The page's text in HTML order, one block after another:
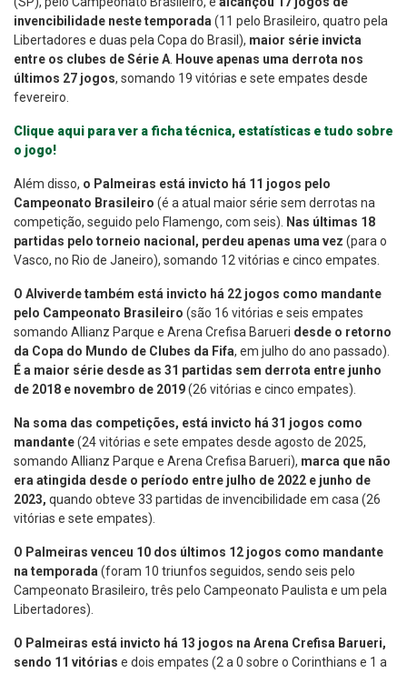
invencibilidade neste temporada (11 pelo Brasileiro, quatro pela
Libertadores e duas pela Copa do Brasil), maior série invicta
entre os clubes de Série A Houve apenas uma derrota nos
últimos 27 jogos, somando 19 vitórias e sete empates desde
fevereiro.
Clique aqui para ver a ficha técnica, estatísticas e tudo sobre
o jogo!
Além disso, o Palmeiras está invicto há 11 jogos pelo
Campeonato Brasileiro (é a atual maior série sem derrotas na
competição, seguido pelo Flamengo, com seis).
Nas últimas 18
partidas pelo torneio nacional, perdeu apenas uma vez (para o
Vasco, no Rio de Janeiro), somando 12 vitórias e cinco empates.
O Alviverde também está invicto há 22 jogos como mandante
pelo Campeonato Brasileiro (são 16 vitórias e seis empates
somando Allianz Parque e Arena Crefisa Barueri desde o retorno
da Copa do Mundo de Clubes da Fifa, em julho do ano passado).
É a maior série desde as 31 partidas sem derrota entre junho
de 2018 e novembro de 2019(26 vitórias e cinco empates).
Na soma das competições, está invicto há 31 jogos como
mandante(24 vitórias e sete empates desde agosto de 2025,
somando Allianz Parque e Arena Crefisa Barueri), marca que não
era atingida desde o período entre julho de 2022 e junho de
2023, quando obteve 33 partidas de invencibilidade em casa (26
vitórias e sete empates).
O Palmeiras venceu 10 dos últimos 12 jogos como mandante
na temporada (foram 10 triunfos seguidos, sendo seis pelo
Campeonato Brasileiro, três pelo Campeonato Paulista e um pela
Libertadores).
O Palmeiras está invicto há 13 jogos na Arena Crefisa Barueri,
sendo 11 vitórias e dois empates (2 a 0 sobre o Corinthians e 1 a